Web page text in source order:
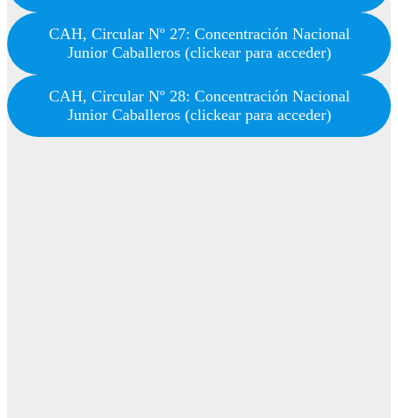
CAH, Circular Nº 27: Concentración Nacional
Junior Caballeros (clickear para acceder)
CAH, Circular Nº 28: Concentración Nacional
Junior Caballeros (clickear para acceder)